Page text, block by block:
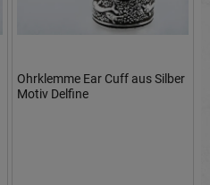
Ohrklemme Ear Cuff aus Silber
Motiv Delfine